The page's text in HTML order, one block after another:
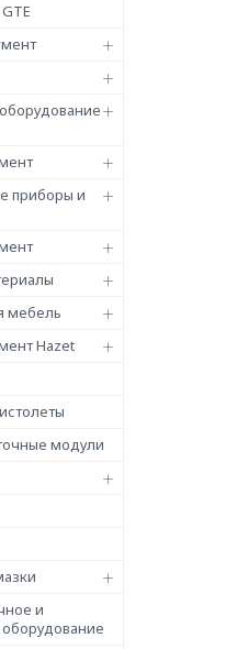
приборы и
мебель
Hazet
модули
и